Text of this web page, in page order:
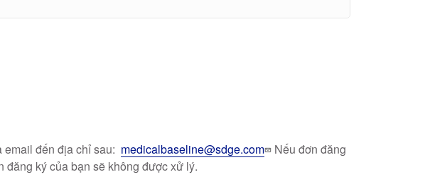
đến địa chỉ sau: medicalbaseline@sdge.com
Nếu đơn đăng
đăng ký của bạn sẽ không được xử lý.